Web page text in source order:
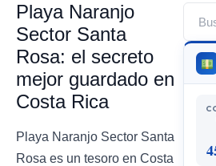
Playa Naranjo
Sector Santa
Rosa: el secreto
mejor guardado en
Costa Rica
Playa Naranjo Sector Santa
Rosa es un tesoro en Costa